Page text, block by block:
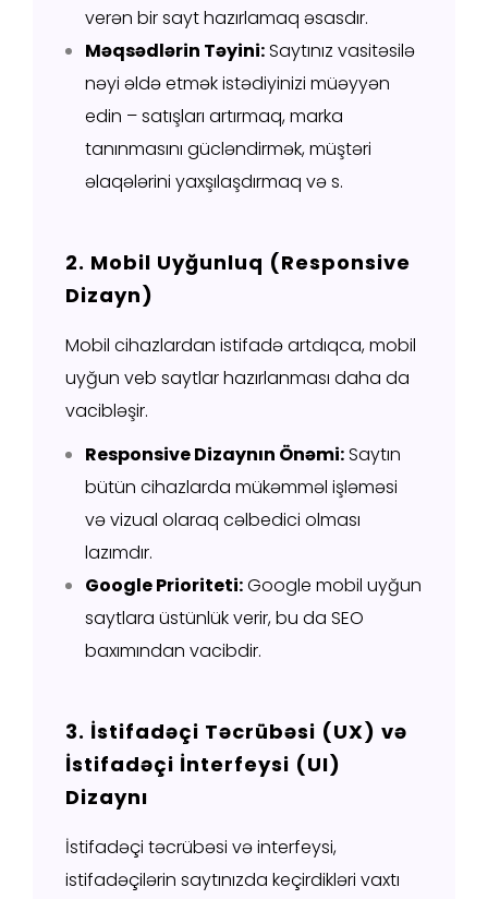
verən bir sayt hazırlamaq əsasdır.
Məqsədlərin Təyini:Saytınız vasitəsilə
nəyi əldə etmək istədiyinizi müəyyən
edin – satışları artırmaq, marka
tanınmasını gücləndirmək, müştəri
əlaqələrini yaxşılaşdırmaq və s.
2. Mobil Uyğunluq (Responsive
Dizayn)
Mobil cihazlardan istifadə artdıqca, mobil
uyğun veb saytlar hazırlanması daha da
vacibləşir.
Responsive Dizaynın Önəmi:Saytın
bütün cihazlarda mükəmməl işləməsi
və vizual olaraq cəlbedici olması
lazımdır.
Google Prioriteti:Google mobil uyğun
saytlara üstünlük verir, bu da SEO
baxımından vacibdir.
3. İstifadəçi Təcrübəsi (UX) və
İstifadəçi İnterfeysi (UI)
Dizaynı
İstifadəçi təcrübəsi və interfeysi,
istifadəçilərin saytınızda keçirdikləri vaxtı